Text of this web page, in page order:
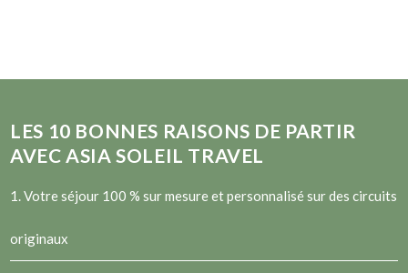
LES 10 BONNES RAISONS DE PARTIR
AVEC ASIA SOLEIL TRAVEL
1. Votre séjour 100 % sur mesure et personnalisé sur des circuits
originaux